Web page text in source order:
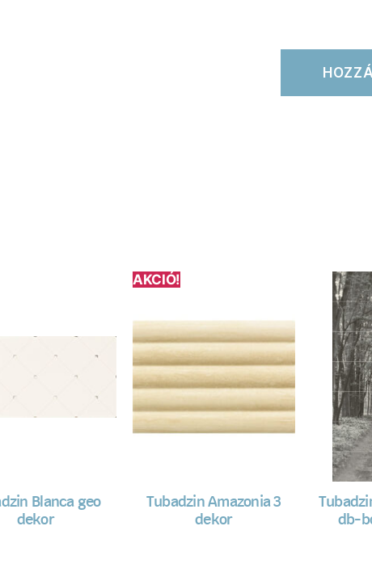
Blanca geo
dekor
AKCIÓ!
Tubadzin Amazonia 3
dekor
db-